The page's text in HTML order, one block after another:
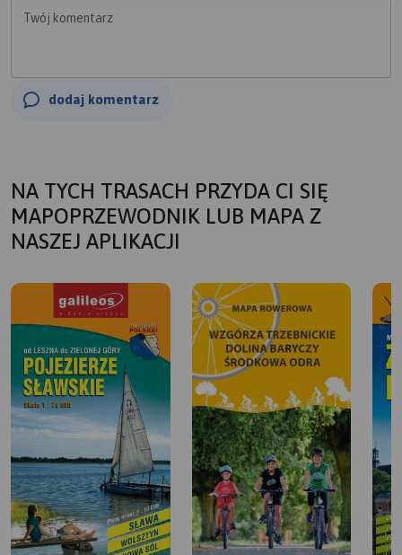
Twój komentarz
dodaj komentarz
NA TYCH TRASACH PRZYDA CI SIĘ
MAPOPRZEWODNIK LUB MAPA Z
NASZEJ APLIKACJI